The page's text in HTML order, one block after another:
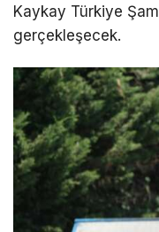
Kaykay Türkiye
gerçekleşecek.